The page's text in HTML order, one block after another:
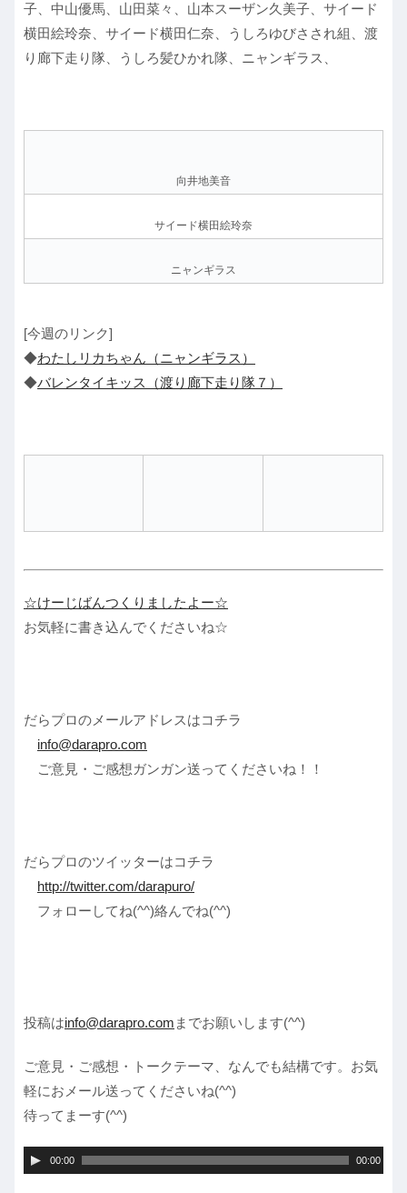
子、中山優馬、山田菜々、山本スーザン久美子、サイード
横田絵玲奈、サイード横田仁奈、うしろゆびさされ組、渡
り廊下走り隊、うしろ髪ひかれ隊、ニャンギラス、
向井地美音
サイード横田絵玲奈
ニャンギラス
[今週のリンク]
◆わたしリカちゃん（ニャンギラス）
◆バレンタイキッス（渡り廊下走り隊７）
☆けーじばんつくりましたよー☆
お気軽に書き込んでくださいね☆
だらプロのメールアドレスはコチラ
info@darapro.com
ご意見・ご感想ガンガン送ってくださいね！！
だらプロのツイッターはコチラ
http://twitter.com/darapuro/
フォローしてね(^^)絡んでね(^^)
投稿はinfo@darapro.com までお願いします(^^)
ご意見・ご感想・トークテーマ、なんでも結構です。お気
軽におメール送ってくださいね(^^)
待ってまーす(^^)
音
00:00 00:00